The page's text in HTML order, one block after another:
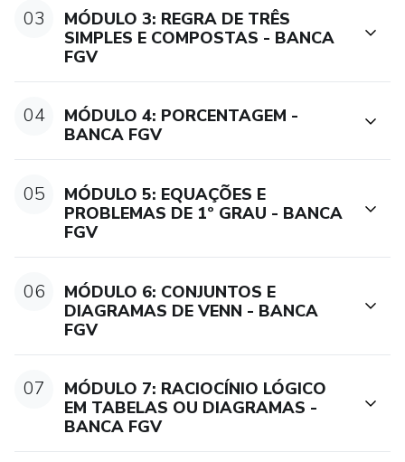
03
MÓDULO 3: REGRA DE TRÊS
SIMPLES E COMPOSTAS - BANCA
FGV
04
MÓDULO 4: PORCENTAGEM -
BANCA FGV
05
MÓDULO 5: EQUAÇÕES E
PROBLEMAS DE 1º GRAU - BANCA
FGV
06
MÓDULO 6: CONJUNTOS E
DIAGRAMAS DE VENN - BANCA
FGV
07
MÓDULO 7: RACIOCÍNIO LÓGICO
EM TABELAS OU DIAGRAMAS -
BANCA FGV